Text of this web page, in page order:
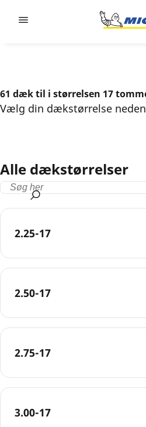
61 dæk til i størrelsen 17
Vælg din dækstørrelse
Alle dækstørrelser
2.25-17
2.50-17
2.75-17
3.00-17